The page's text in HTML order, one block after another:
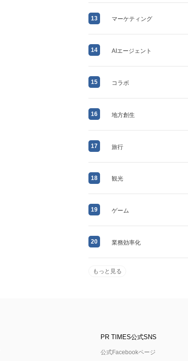
13 マーケティング
14 AIエージェント
15 コラボ
16 地方創生
17 旅行
18 観光
19 ゲーム
20 業務効率化
もっと見る
PR TIMES公式SNS
公式Facebookページ